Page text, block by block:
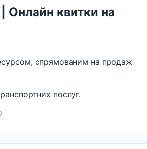
Онлайн квитки на
спрямованим на продаж
послуг.